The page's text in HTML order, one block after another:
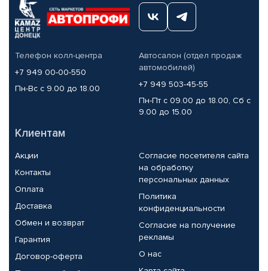
Телефон колл-центра
+7 949 00-00-550
Пн-Вс с 9.00 до 18.00
Автосалон (отдел продаж
автомобилей)
+7 949 503-45-55
Пн-Пт с 09.00 до 18.00, Сб с
9.00 до 15.00
Клиентам
Акции
Контакты
Оплата
Доставка
Обмен и возврат
Гарантия
Договор-оферта
Согласие посетителя сайта
на обработку
персональных данных
Политика
конфиденциальности
Согласие на получение
рекламы
О нас